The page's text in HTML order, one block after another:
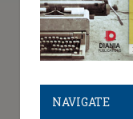
NAVIGATE